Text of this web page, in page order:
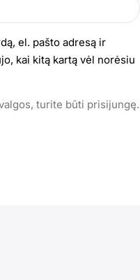
el. pašto adresą ir
kai kitą kartą vėl norėsiu
turite būti prisijungę.